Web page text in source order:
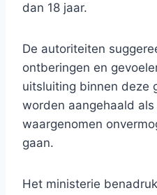
dan 18 jaar.
De autoriteiten
ontberingen en
uitsluiting binnen deze
worden aangehaald
waargenomen
gaan.
Het ministerie